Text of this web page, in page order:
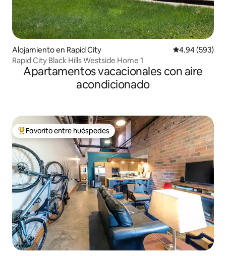
Alojamiento en Rapid City Calificación
4.94 (593)
Rapid City Black Hills Westside Home 1
Apartamentos vacacionales con aire
acondicionado
Favorito entre huéspedes preferido
Favorito entre huéspedes